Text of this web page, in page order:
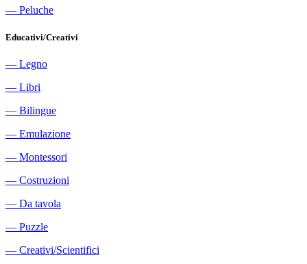
― Peluche
Educativi/Creativi
― Legno
― Libri
― Bilingue
― Emulazione
― Montessori
― Costruzioni
― Da tavola
― Puzzle
― Creativi/Scientifici